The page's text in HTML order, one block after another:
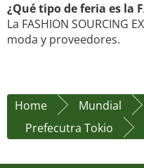
¿Qué tipo de feria es la
La FASHION SOURCING
moda y proveedores.
Home Mundial
Prefecutra Tokio